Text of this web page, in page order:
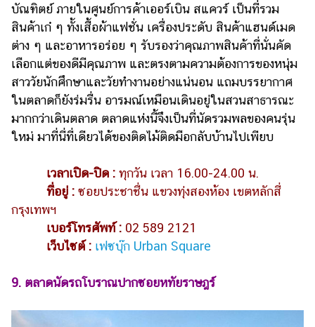
บัณฑิตย์ ภายในศูนย์การค้าเออร์เบิน สแควร์ เป็นที่รวม
สินค้าเก๋ ๆ ทั้งเสื้อผ้าแฟชั่น เครื่องประดับ สินค้าแฮนด์เมด
ต่าง ๆ และอาหารอร่อย ๆ รับรองว่าคุณภาพสินค้าที่นั่นคัด
เลือกแต่ของดีมีคุณภาพ และตรงตามความต้องการของหนุ่ม
สาววัยนักศึกษาและวัยทำงานอย่างแน่นอน แถมบรรยากาศ
ในตลาดก็ยังร่มรื่น อารมณ์เหมือนเดินอยู่ในสวนสาธารณะ
มากกว่าเดินตลาด ตลาดแห่งนี้จึงเป็นที่นัดรวมพลของคนรุ่น
ใหม่ มาที่นี่ที่เดียวได้ของติดไม้ติดมือกลับบ้านไปเพียบ
เวลาเปิด-ปิด : ทุกวัน เวลา 16.00-24.00 น.
ที่อยู่ : ซอยประชาชื่น แขวงทุ่งสองห้อง เขตหลักสี่
กรุงเทพฯ
เบอร์โทรศัพท์ : 02 589 2121
เว็บไซต์ : เฟซบุ๊ก Urban Square
9. ตลาดนัดรถโบราณปากซอยหทัยราษฎร์